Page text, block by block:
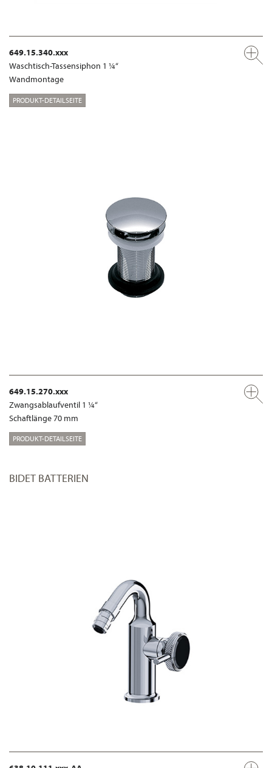
649.15.340.xxx
Waschtisch-Tassensiphon 1 ¼“
Wandmontage
PRODUKT-DETAILSEITE
649.15.270.xxx
Zwangsablaufventil 1 ¼“
Schaftlänge 70 mm
PRODUKT-DETAILSEITE
BIDET BATTERIEN